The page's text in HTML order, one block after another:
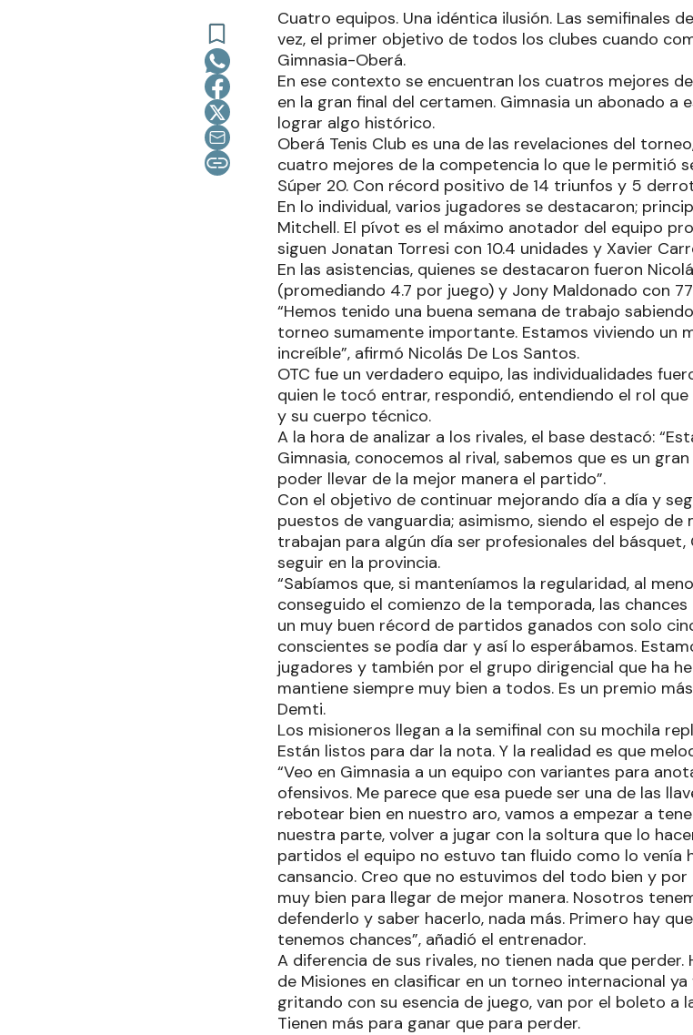
Cuatro equipos. Una idéntica ilusión. Las semifinales
vez, el primer objetivo de todos los clubes cuando
Gimnasia-Oberá.
En ese contexto se encuentran los cuatros mejores
en la gran final del certamen. Gimnasia un abonado a
lograr algo histórico.
Oberá Tenis Club es una de las revelaciones del
cuatro mejores de la competencia lo que le permitió
Súper 20. Con récord positivo de 14 triunfos y 5
En lo individual, varios jugadores se destacaron;
Mitchell. El pívot es el máximo anotador del equipo
siguen Jonatan Torresi con 10.4 unidades y Xavier
En las asistencias, quienes se destacaron fueron
(promediando 4.7 por juego) y Jony Maldonado con
“Hemos tenido una buena semana de trabajo
torneo sumamente importante. Estamos viviendo un
increíble”, afirmó Nicolás De Los Santos.
OTC fue un verdadero equipo, las individualidades
quien le tocó entrar, respondió, entendiendo el rol
y su cuerpo técnico.
A la hora de analizar a los rivales, el base destacó:
Gimnasia, conocemos al rival, sabemos que es un
poder llevar de la mejor manera el partido”.
Con el objetivo de continuar mejorando día a día y
puestos de vanguardia; asimismo, siendo el espejo de
trabajan para algún día ser profesionales del
seguir en la provincia.
“Sabíamos que, si manteníamos la regularidad, al
conseguido el comienzo de la temporada, las
un muy buen récord de partidos ganados con solo
conscientes se podía dar y así lo esperábamos.
jugadores y también por el grupo dirigencial que ha
mantiene siempre muy bien a todos. Es un premio
Demti.
Los misioneros llegan a la semifinal con su mochila
Están listos para dar la nota. Y la realidad es que
“Veo en Gimnasia a un equipo con variantes para
ofensivos. Me parece que esa puede ser una de las
rebotear bien en nuestro aro, vamos a empezar a
nuestra parte, volver a jugar con la soltura que lo
partidos el equipo no estuvo tan fluido como lo venía
cansancio. Creo que no estuvimos del todo bien y
muy bien para llegar de mejor manera. Nosotros
defenderlo y saber hacerlo, nada más. Primero hay
tenemos chances”, añadió el entrenador.
A diferencia de sus rivales, no tienen nada que
de Misiones en clasificar en un torneo internacional
gritando con su esencia de juego, van por el boleto a
Tienen más para ganar que para perder.